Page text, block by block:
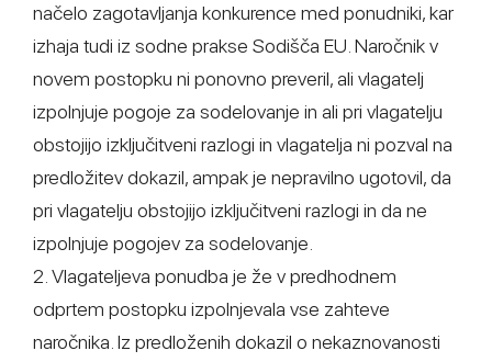
načelo zagotavljanja konkurence med ponudniki, kar
izhaja tudi iz sodne prakse Sodišča EU. Naročnik v
novem postopku ni ponovno preveril, ali vlagatelj
izpolnjuje pogoje za sodelovanje in ali pri vlagatelju
obstojijo izključitveni razlogi in vlagatelja ni pozval na
predložitev dokazil, ampak je nepravilno ugotovil, da
pri vlagatelju obstojijo izključitveni razlogi in da ne
izpolnjuje pogojev za sodelovanje.
2. Vlagateljeva ponudba je že v predhodnem
odprtem postopku izpolnjevala vse zahteve
naročnika. Iz predloženih dokazil o nekaznovanosti